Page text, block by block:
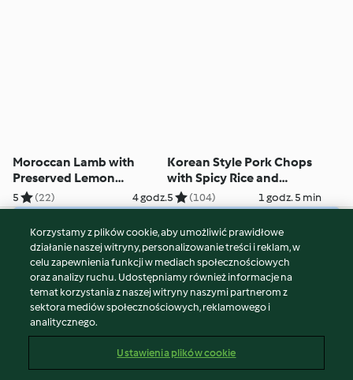
Moroccan Lamb with
Preserved Lemon
Couscous
5 (22) 4 godz.
Korean Style Pork Chops
with Spicy Rice and
Steamed Bok Choy
5 (104) 1 godz. 5 min
© Copyright 2026
Warunki korzystania
Polityka prywatności
Disclaimer
Znak wydawcy
Zgłoś treść
Korzystamy z plików cookie, aby umożliwić prawidłowe
działanie naszej witryny, personalizowanie treści i reklam, w
celu zapewnienia funkcji w mediach społecznościowych
oraz analizy ruchu. Udostępniamy również informacje na
temat korzystania z naszej witryny naszymi partnerom z
sektora mediów społecznościowych, reklamowego i
analitycznego.
Ustawienia plików cookie